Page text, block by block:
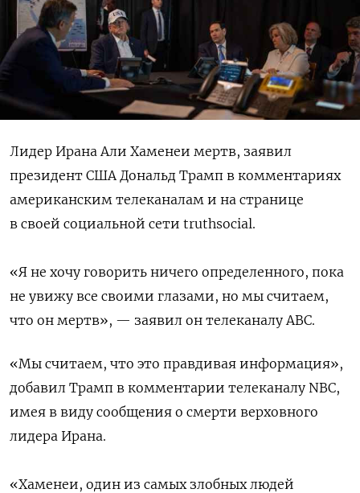
Лидер Ирана Али Хаменеи мертв, заявил
президент США Дональд Трамп в комментариях
американским телеканалам и на странице
в своей социальной сети truthsocial.
«Я не хочу говорить ничего определенного, пока
не увижу все своими глазами, но мы считаем,
что он мертв», — заявил он телеканалу ABC.
«Мы считаем, что это правдивая информация»,
добавил Трамп в комментарии телеканалу NBC,
имея в виду сообщения о смерти верховного
лидера Ирана.
«Хаменеи, один из самых злобных людей